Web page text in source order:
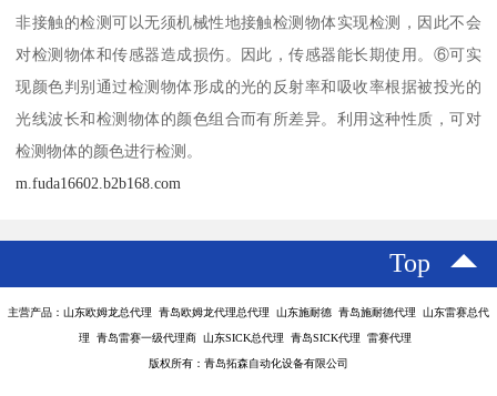
非接触的检测可以无须机械性地接触检测物体实现检测，因此不会
对检测物体和传感器造成损伤。因此，传感器能长期使用。⑥可实
现颜色判别通过检测物体形成的光的反射率和吸收率根据被投光的
光线波长和检测物体的颜色组合而有所差异。利用这种性质，可对
检测物体的颜色进行检测。
m.fuda16602.b2b168.com
Top
主营产品：山东欧姆龙总代理 青岛欧姆龙代理总代理 山东施耐德 青岛施耐德代理 山东雷赛总代
理 青岛雷赛一级代理商 山东SICK总代理 青岛SICK代理 雷赛代理
版权所有：青岛拓森自动化设备有限公司